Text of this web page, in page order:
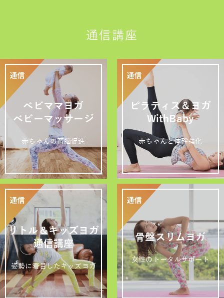
通信講座
ベビママヨガ
ベビーマッサージ
赤ちゃんの育脳促進
ピラティス＆ヨガ
WithBaby
赤ちゃんと体幹強化
リトル＆キッズヨガ
通信講座
姿勢に着目したキッズヨガ
骨盤スリムヨガ
女性のトータルサポート